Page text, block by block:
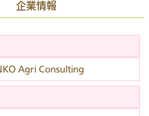
企業情報
Agri Consulting